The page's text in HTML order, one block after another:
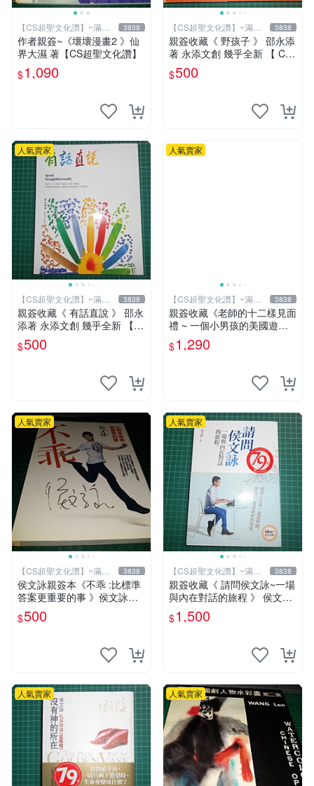
【CS超聖文化讚】~滿千
元送運
3838
作者親簽~《壞壞漫畫2 》仙
界大濕 著【CS超聖文化讚】
$1,090
【CS超聖文化讚】~滿千
元送運
3838
親簽收藏《 野孩子 》 邵永添
著 永添文創 幾乎全新 【 CS
超聖文化2讚】
$500
人氣賣家
【CS超聖文化讚】~滿千
元送運
3838
親簽收藏《 有話直說 》 邵永
添著 永添文創 幾乎全新 【 C
S超聖文化2讚】
$500
人氣賣家
【CS超聖文化讚】~滿千
元送運
3838
親簽收藏《老師的十二樣見面
禮 ~ 一個小男孩的美國遊學
誌》 簡媜著 INK印刻 民2007
年初版【CS超聖文化2讚】
$1,290
人氣賣家
【CS超聖文化讚】~滿千
元送運
3838
侯文詠親簽本《不乖 :比標準
答案更重要的事 》侯文詠著
皇冠出版 2010年 初版一刷
【CS超聖文化讚】
$500
人氣賣家
【CS超聖文化讚】~滿千
元送運
3838
親簽收藏《 請問侯文詠~一場
與內在對話的旅程 》 侯文詠
著 皇冠 民2015年初版 9成新
【CS超聖文化2讚】
$1,500
人氣賣家 人氣賣家